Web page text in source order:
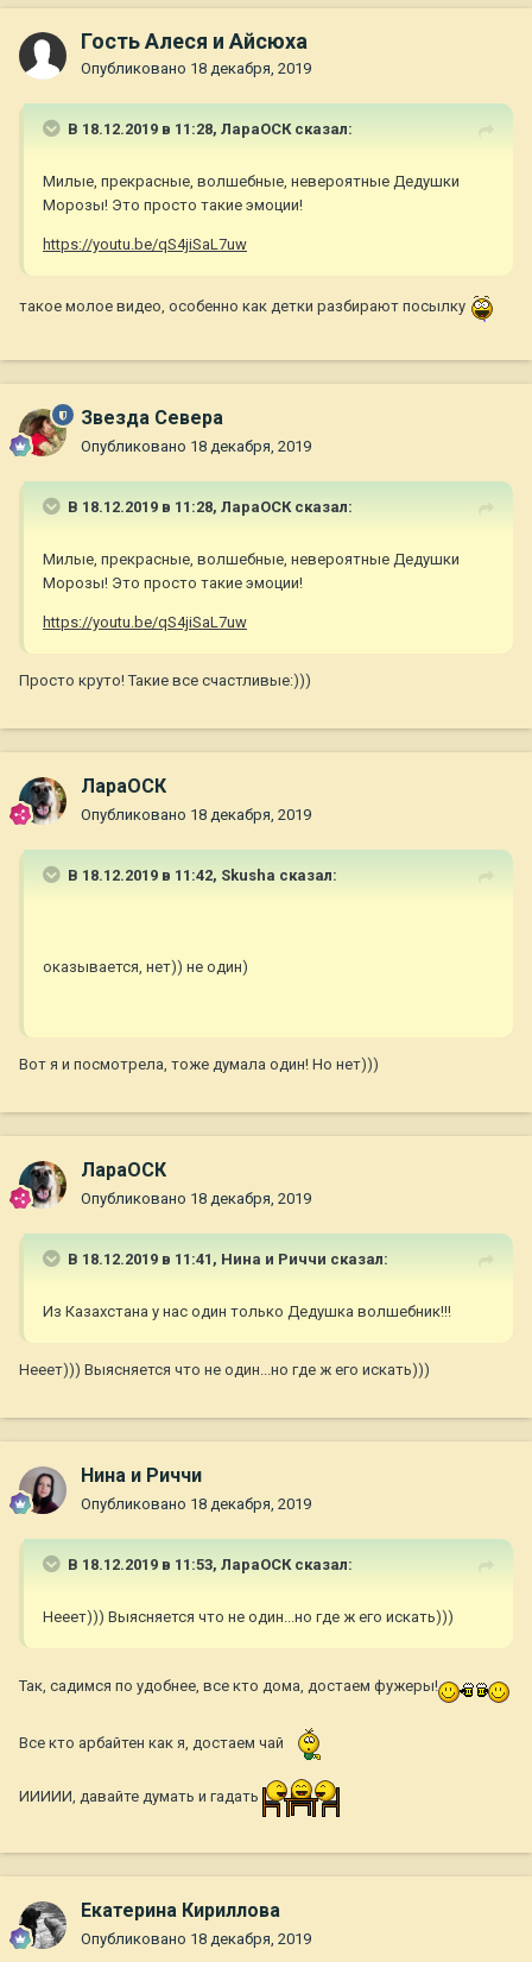
Гость Алеся и Айсюха
Опубликовано 18 декабря, 2019
В 18.12.2019 в 11:28, ЛараОСКсказал:
Милые, прекрасные, волшебные, невероятные Дедушки
Морозы! Это просто такие эмоции!
https://youtu.be/qS4jiSaL7uw
такое молое видео, особенно как детки разбирают посылку
Звезда Севера
Опубликовано 18 декабря, 2019
В 18.12.2019 в 11:28, ЛараОСКсказал:
Милые, прекрасные, волшебные, невероятные Дедушки
Морозы! Это просто такие эмоции!
https://youtu.be/qS4jiSaL7uw
Просто круто! Такие все счастливые:)))
ЛараОСК
Опубликовано 18 декабря, 2019
В 18.12.2019 в 11:42, Skusha сказал:
оказывается, нет)) не один)
Вот я и посмотрела, тоже думала один! Но нет)))
ЛараОСК
Опубликовано 18 декабря, 2019
В 18.12.2019 в 11:41, Нина и Риччи сказал:
Из Казахстана у нас один только Дедушка волшебник!!!
Нееет))) Выясняется что не один...но где ж его искать)))
Нина и Риччи
Опубликовано 18 декабря, 2019
В 18.12.2019 в 11:53, ЛараОСКсказал:
Нееет))) Выясняется что не один...но где ж его искать)))
Так, садимся по удобнее, все кто дома, достаем фужеры!
Все кто арбайтен как я, достаем чай
ИИИИИ, давайте думать и гадать
Екатерина Кириллова
Опубликовано 18 декабря, 2019